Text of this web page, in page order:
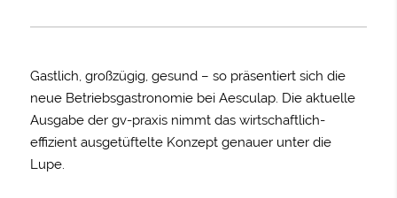
Gastlich, großzügig, gesund – so präsentiert sich die
neue Betriebsgastronomie bei Aesculap. Die aktuelle
Ausgabe der gv-praxis nimmt das wirtschaftlich-
effizient ausgetüftelte Konzept genauer unter die
Lupe.